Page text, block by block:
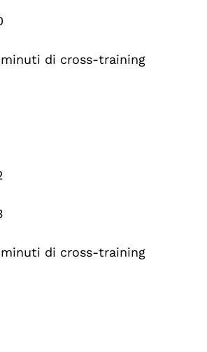
di cross-training
di cross-training